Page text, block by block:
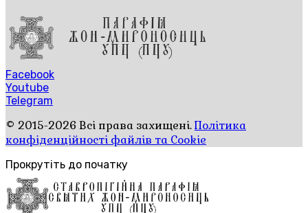
Facebook
Youtube
Telegram
© 2015-2026 Всі права захищені.Політика
конфіденційності файлів та Cookie
Прокрутіть до початку